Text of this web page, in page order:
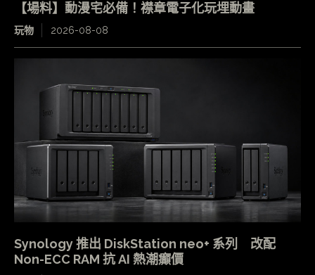
【場料】動漫宅必備！襟章電子化玩埋動畫
玩物 2026-08-08
Synology 推出 DiskStation neo+ 系列 改配
Non-ECC RAM 抗 AI 熱潮癲價